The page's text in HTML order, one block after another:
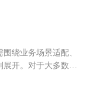
绕‌业务场景适配、
展开。对于大多数商